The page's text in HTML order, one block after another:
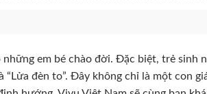
em bé chào đời. Đặc biệt, trẻ sinh
đèn to”. Đây không chỉ là một con